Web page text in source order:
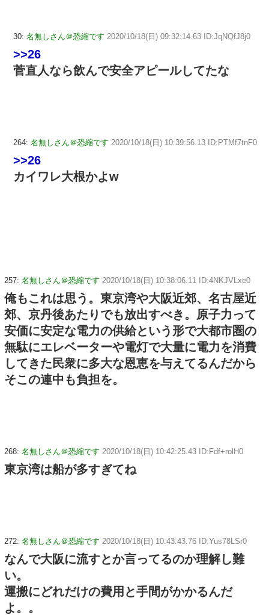
30: 名無しさん＠恐縮です 2020/10/18(日) 09:32:14.63 ID:JqNQfJ8j0
>>26
菅直人なら飲んで安全アピールしてたな
264: 名無しさん＠恐縮です 2020/10/18(日) 10:39:56.13 ID:PTMf7tnF0
>>26
カイワレ大根かよw
257: 名無しさん＠恐縮です 2020/10/18(日) 10:38:06.11 ID:4NKJVLxe0
俺もこれは思う。東京湾や大阪近郊、名古屋近
郊、京丹後あたりでも放出すべき。原子力って
安価に安定な電力の供給という形で大都市圏の
無駄にエレベーターや電灯で大量に電力を消費
してきた民衆に多大な恩恵を与えてるんだから
そこの連中も負担を。
268: 名無しさん＠恐縮です 2020/10/18(日) 10:42:25.43 ID:Fdf+rolH0
東京湾は船が多すぎてね
272: 名無しさん＠恐縮です 2020/10/18(日) 10:43:43.76 ID:Yus78LSr0
なんで大阪に流すとか言ってるのか理解し難
い。
運搬にどれだけの費用と手間がかかるんだ
よ。。